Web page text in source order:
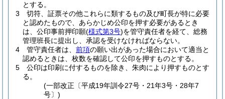
とする。
3
切符、証票その他これらに類するもの及び町長が特に必要
と認めたもので、あらかじめ公印を押す必要があるとき
は、公印事前押印願(様式第3号)を管守責任者を経て、総務
管理班長に提出し、承認を受けなければならない。
4
管守責任者は、 前項の願い出があった場合において適当と
認めるときは、枚数を確認して公印を押すものとする。
5
公印は印刷に付するものを除き、朱肉により押すものとす
る。
(一部改正〔平成19年訓令27号・21年3号・28年7
号〕)